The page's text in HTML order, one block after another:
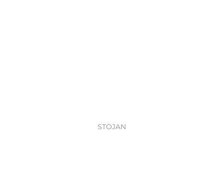
STOJAN